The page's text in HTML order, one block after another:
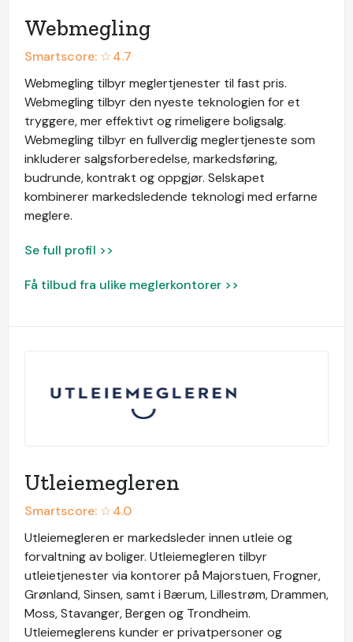
Webmegling
Smartscore: ☆4.7
Webmegling tilbyr meglertjenester til fast pris.
Webmegling tilbyr den nyeste teknologien for et
tryggere, mer effektivt og rimeligere boligsalg.
Webmegling tilbyr en fullverdig meglertjeneste som
inkluderer salgsforberedelse, markedsføring,
budrunde, kontrakt og oppgjør. Selskapet
kombinerer markedsledende teknologi med erfarne
meglere.
Se full profil >>
Få tilbud fra ulike meglerkontorer >>
Utleiemegleren
Smartscore: ☆4.0
Utleiemegleren er markedsleder innen utleie og
forvaltning av boliger. Utleiemegleren tilbyr
utleietjenester via kontorer på Majorstuen, Frogner,
Grønland, Sinsen, samt i Bærum, Lillestrøm, Drammen,
Moss, Stavanger, Bergen og Trondheim.
Utleiemeglerens kunder er privatpersoner og